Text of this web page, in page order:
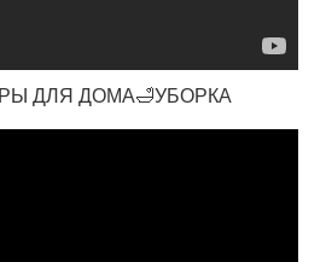
ДЛЯ ДОМА🛁УБОРКА